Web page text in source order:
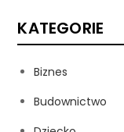
KATEGORIE
Biznes
Budownictwo